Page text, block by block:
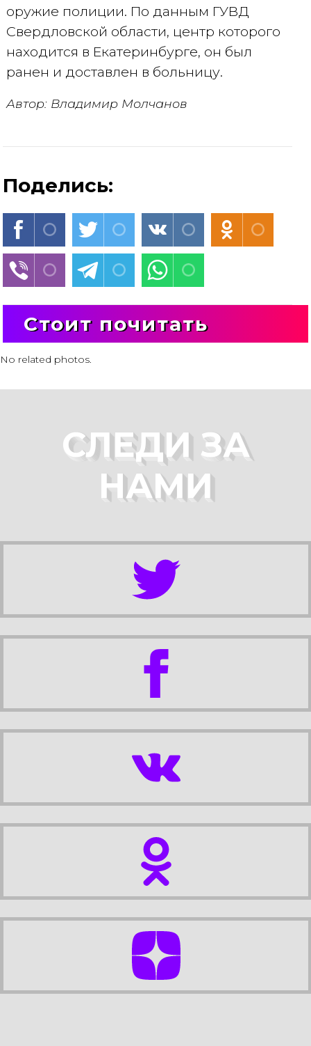
оружие полиции. По данным ГУВД
Свердловской области, центр которого
находится в Екатеринбурге, он был
ранен и доставлен в больницу.
Автор: Владимир Молчанов
Поделись:
Стоит почитать
No related photos.
СЛЕДИ ЗА
НАМИ